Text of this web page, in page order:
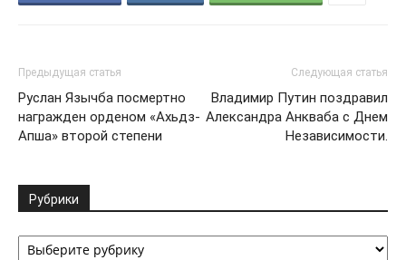
Предыдущая статья
Руслан Язычба посмертно
награжден орденом «Ахьдз-
Апша» второй степени
Следующая статья
Владимир Путин поздравил
Александра Анкваба с Днем
Независимости.
Рубрики
Рубрики